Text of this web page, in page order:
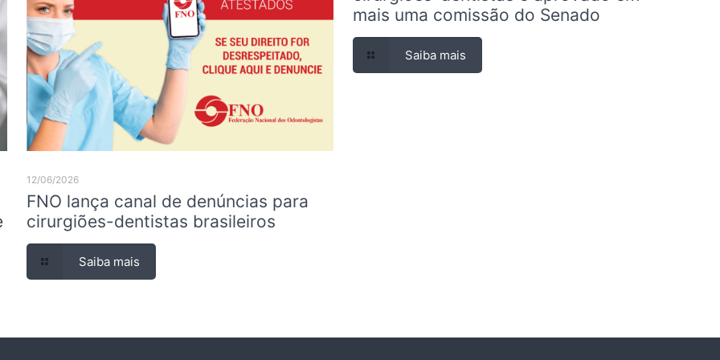
12/06/2026
FNO lança canal de denúncias para
cirurgiões-dentistas brasileiros
Saiba mais
mais uma comissão do Senado
Saiba mais